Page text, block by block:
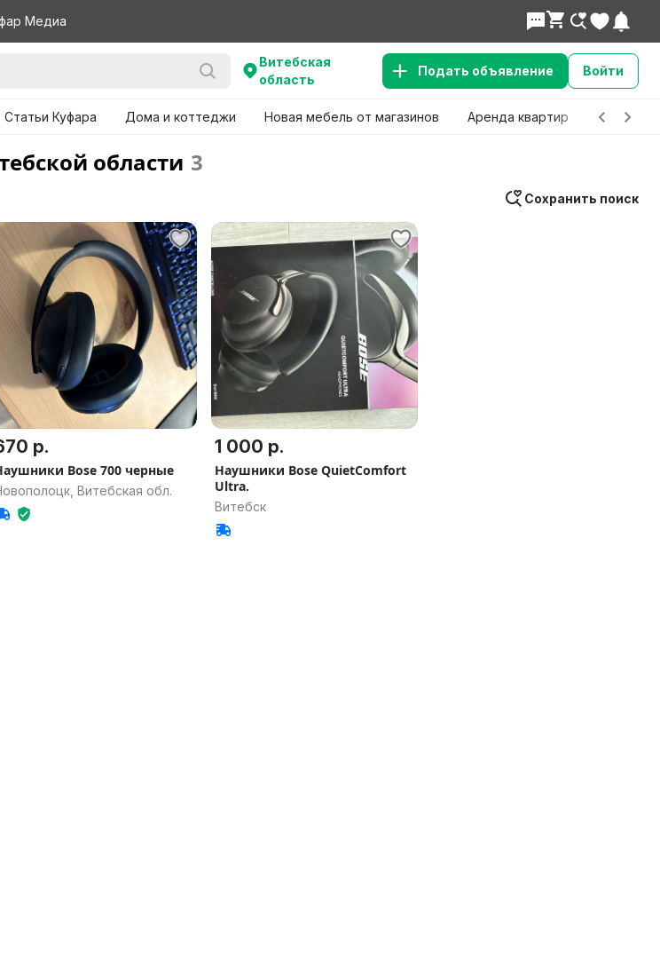
Медиа
Витебская
область
Подать объявление Войти
Статьи Куфара Дома и коттеджи Новая мебель от магазинов Аренда квартир Детские
области 3
Сохранить поиск
р.
Bose 700 черные
Витебская обл.
1 000 р.
Наушники Bose QuietComfort
Ultra.
Витебск